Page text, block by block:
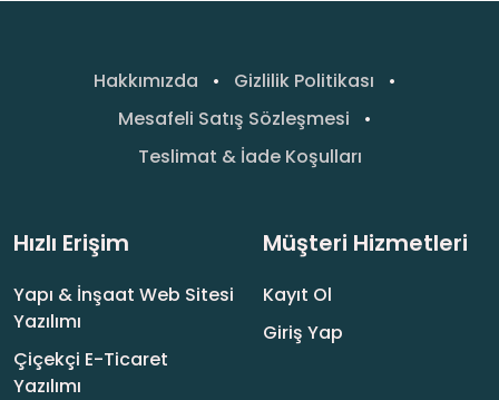
Hakkımızda • Gizlilik Politikası
•
Mesafeli Satış Sözleşmesi
•
Teslimat & İade Koşulları
Hızlı Erişim
Yapı & İnşaat Web Sitesi
Yazılımı
Çiçekçi E-Ticaret
Yazılımı
Müşteri Hizmetleri
Kayıt Ol
Giriş Yap